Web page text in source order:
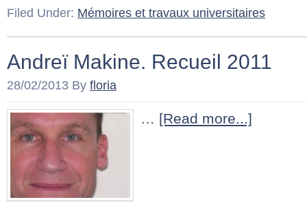
Filed Under: Mémoires et travaux universitaires
Andreï Makine. Recueil 2011
28/02/2013 By floria
… [Read more...]